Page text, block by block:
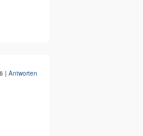
| Antworten